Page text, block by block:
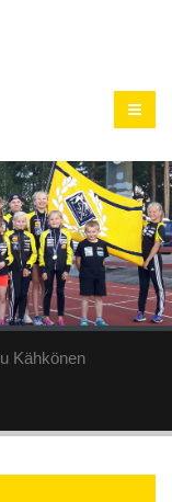
Kähkönen